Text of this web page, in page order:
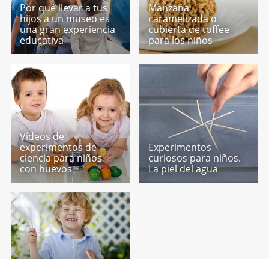
Por qué llevar a tus
hijos a un museo es
una gran experiencia
educativa
Manzana
caramelizada o
cubierta de toffee
para los niños
Vídeos de
experimentos de
ciencia para niños
con huevos
Experimentos
curiosos para niños.
La piel del agua